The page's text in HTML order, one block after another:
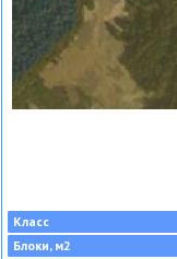
Класс
Блоки, м2